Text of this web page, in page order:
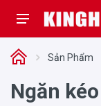
Sản Phẩm
Ngăn